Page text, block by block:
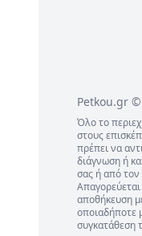
Petkou.gr
Όλο το
στους
πρέπει να
διάγνωση ή
σας ή από τον
αποθήκευση
οποιαδήποτε
συγκατάθεση